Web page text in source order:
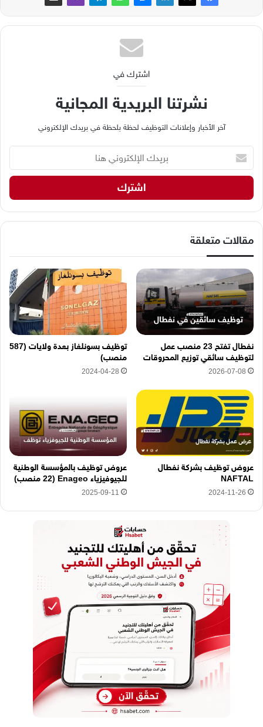
اشترك في
نشرتنا البريدية المجانية
آخر الأخبار وإعلانات التوظيف لحظة بلحظة في بريدك الإلكتروني
ي
ك
ا
إ
ت
ر
و
ن
ي
ه
ن
ا
مقالات متعلقة
نفطال تفتح 23 منصب عمل
لتوظيف سائقي توزيع المحروقات
2026-07-08
توظيف بسونلغاز بعدة ولايات (587
منصب)
2024-04-28
عروض توظيف بشركة نفطال
NAFTAL
2024-11-26
عروض توظيف بالمؤسسة الوطنية
للجيوفيزياء Enageo (22 منصب)
2025-09-11